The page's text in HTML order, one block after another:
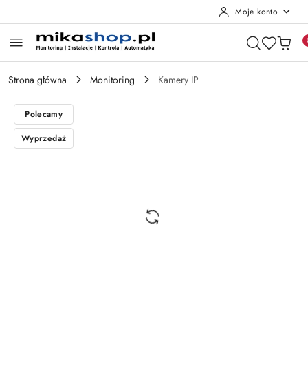
Moje konto
Strona główna Monitoring Kamery IP
Polecamy
Wyprzedaż